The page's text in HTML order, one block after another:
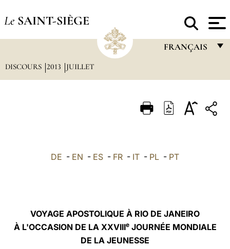
Le SAINT-SIÈGE
FRANÇAIS
ITALIANO
中文
DISCOURS 2013 JUILLET
DE - EN - ES - FR - IT - PL - PT
VOYAGE APOSTOLIQUE À RIO DE JANEIRO
À L'OCCASION DE LA XXVIIIeJOURNÉE MONDIALE
DE LA JEUNESSE